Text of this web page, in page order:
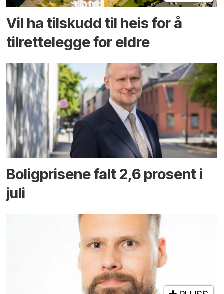
Vil ha tilskudd til heis for å
tilrettelegge for eldre
Boligprisene falt 2,6 prosent i
juli